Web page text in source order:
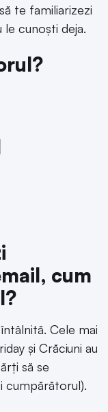
te familiarizezi
cunoști deja.
cum
Cele mai
și Crăciuni au
să se
cumpărătorul).